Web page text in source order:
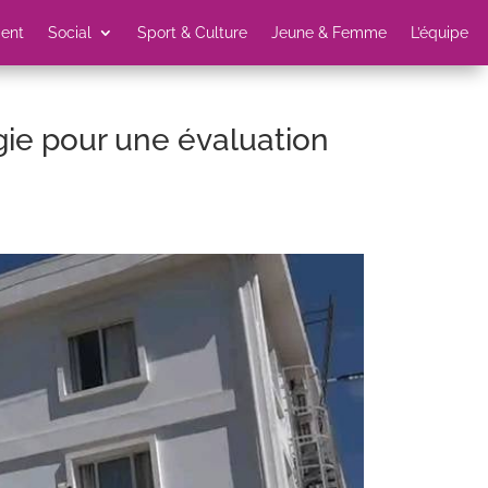
Social Sport & Culture Jeune & Femme L’équipe
pour une évaluation